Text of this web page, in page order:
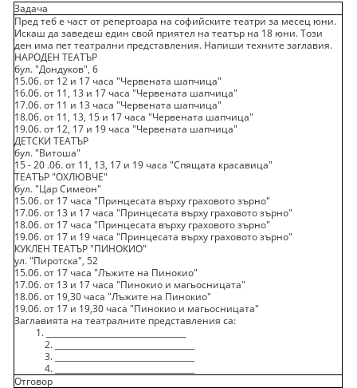
Задача
Пред теб е част от репертоара на софийските театри за месец юни.
Искаш да заведеш един свой приятел на театър на 18 юни. Този
ден има пет театрални представления. Напиши техните заглавия.
НАРОДЕН ТЕАТЪР
бул. "Дондуков", 6
15.06. от 12 и 17 часа "Червената шапчица"
16.06. от 11, 13 и 17 часа "Червената шапчица"
17.06. от 11 и 13 часа "Червената шапчица"
18.06. от 11, 13, 15 и 17 часа "Червената шапчица"
19.06. от 12, 17 и 19 часа "Червената шапчица"
ДЕТСКИ ТЕАТЪР
бул. "Витоша"
15 - 20 .06. от 11, 13, 17 и 19 часа "Спящата красавица"
ТЕАТЪР "ОХЛЮВЧЕ"
бул. "Цар Симеон"
15.06. от 17 часа "Принцесата върху граховото зърно"
17.06. от 13 и 17 часа "Принцесата върху граховото зърно"
18.06. от 17 часа "Принцесата върху граховото зърно"
19.06. от 17 и 19 часа "Принцесата върху граховото зърно"
КУКЛЕН ТЕАТЪР "ПИНОКИО"
ул. "Пиротска", 52
15.06. от 17 часа "Лъжите на Пинокио"
17.06. от 13 и 17 часа "Пинокио и магьосницата"
18.06. от 19,30 часа "Лъжите на Пинокио"
19.06. от 17 и 19,30 часа "Пинокио и магьосницата"
Заглавията на театралните представления са:
1. ___________________________________
2. ___________________________________
3. ___________________________________
4. ___________________________________
Отговор